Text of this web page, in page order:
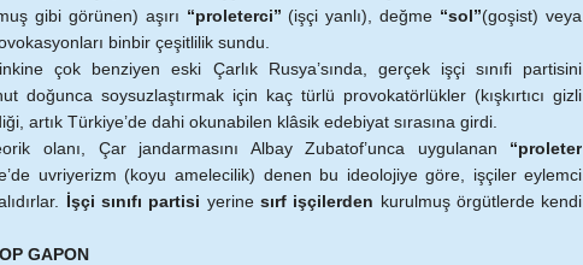
gibi görünen) aşırı “proleterci” (işçi yanlı), değme “sol”(goşist) veya
binbir çeşitlilik sundu.
çok benziyen eski Çarlık Rusya’sında, gerçek işçi sınıfi partisini
doğunca soysuzlaştırmak için kaç türlü provokatörlükler (kışkırtıcı gizli
artık Türkiye’de dahi okunabilen klâsik edebiyat sırasına girdi.
olanı, Çar jandarmasını Albay Zubatof’unca uygulanan “proleter
uvriyerizm (koyu amelecilik) denen bu ideolojiye göre, işçiler eylemci
İşçi sınıfı partisi yerinesırf işçilerden kurulmuş örgütlerde kendi
GAPON